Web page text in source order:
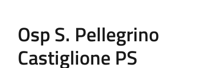
Osp S. Pellegrino
Castiglione PS